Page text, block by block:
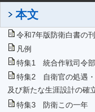
本文
令和7年版防衛白書の
凡例
特集1 統合作戦司令
特集2 自衛官の処遇
及び新たな生涯設計の確
特集3 防衛この一年